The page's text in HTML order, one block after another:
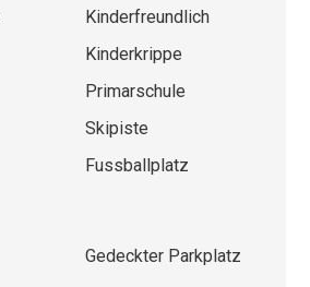
Kinderfreundlich
Kinderkrippe
Primarschule
Skipiste
Fussballplatz
Gedeckter Parkplatz